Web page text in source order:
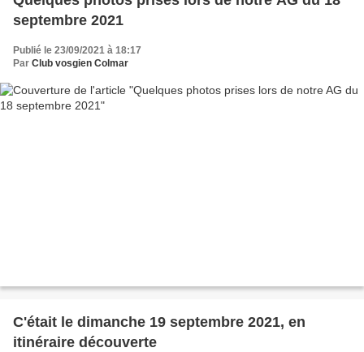
septembre 2021
Publié le 23/09/2021 à 18:17
Par Club vosgien Colmar
C'était le dimanche 19 septembre 2021, en
itinéraire découverte